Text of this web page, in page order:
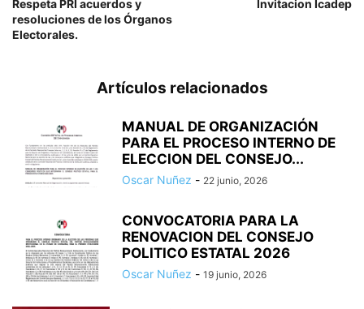
Respeta PRI acuerdos y
resoluciones de los Órganos
Electorales.
Invitacion Icadep
Artículos relacionados
MANUAL DE ORGANIZACIÓN
PARA EL PROCESO INTERNO DE
ELECCION DEL CONSEJO...
Oscar Nuñez - 22 junio, 2026
CONVOCATORIA PARA LA
RENOVACION DEL CONSEJO
POLITICO ESTATAL 2026
Oscar Nuñez - 19 junio, 2026